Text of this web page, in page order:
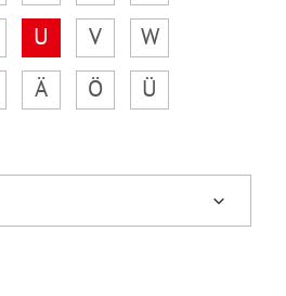
U V
W
Ä Ö
Ü